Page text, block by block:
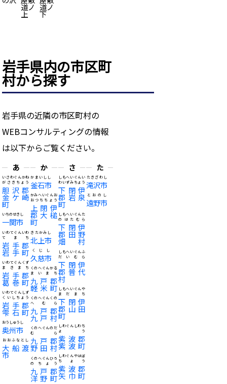
道ノ
上
道ノ
下
岩手県内の市区町
村から探す
岩手県の近隣の市区町村の
WEBコンサルティングの情報
は以下からご覧ください。
あ
胆沢郡
金ケ崎
町
いさわぐんかね
がさきちょう
一関市
いちのせきし
岩手郡
岩手町
いわてぐんいわ
てまち
岩手郡
葛巻町
いわてぐんくず
まきまち
岩手郡
雫石町
いわてぐんしず
くいしちょう
奥州市
おうしゅうし
大船渡
市
おおふなとし
か
釜石市
かまいしし
上閉伊
郡大槌
町
かみへいぐんお
おつちちょう
北上市
きたかみし
久慈市
くじし
九戸郡
軽米町
くのへぐんかる
まいまち
九戸郡
九戸村
くのへぐんくの
へむら
九戸郡
野田村
くのへぐんのだ
むら
九戸郡
洋野町
くのへぐんひろ
のちょう
さ
下閉伊
郡岩泉
町
しもへいぐんい
わいずみちょう
下閉伊
郡田野
畑村
しもへいぐんた
のはたむら
下閉伊
郡普代
村
しもへいぐんふ
だいむら
下閉伊
郡山田
町
しもへいぐんや
まだまち
紫波郡
紫波町
しわぐんしわち
ょう
紫波郡
矢巾町
しわぐんやはば
ちょう
た
滝沢市
たきざわし
遠野市
とおのし